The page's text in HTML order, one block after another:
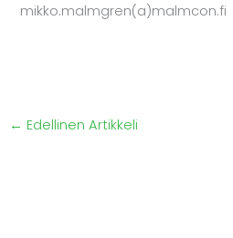
mikko.malmgren(a)malmcon.fi
← Edellinen Artikkeli